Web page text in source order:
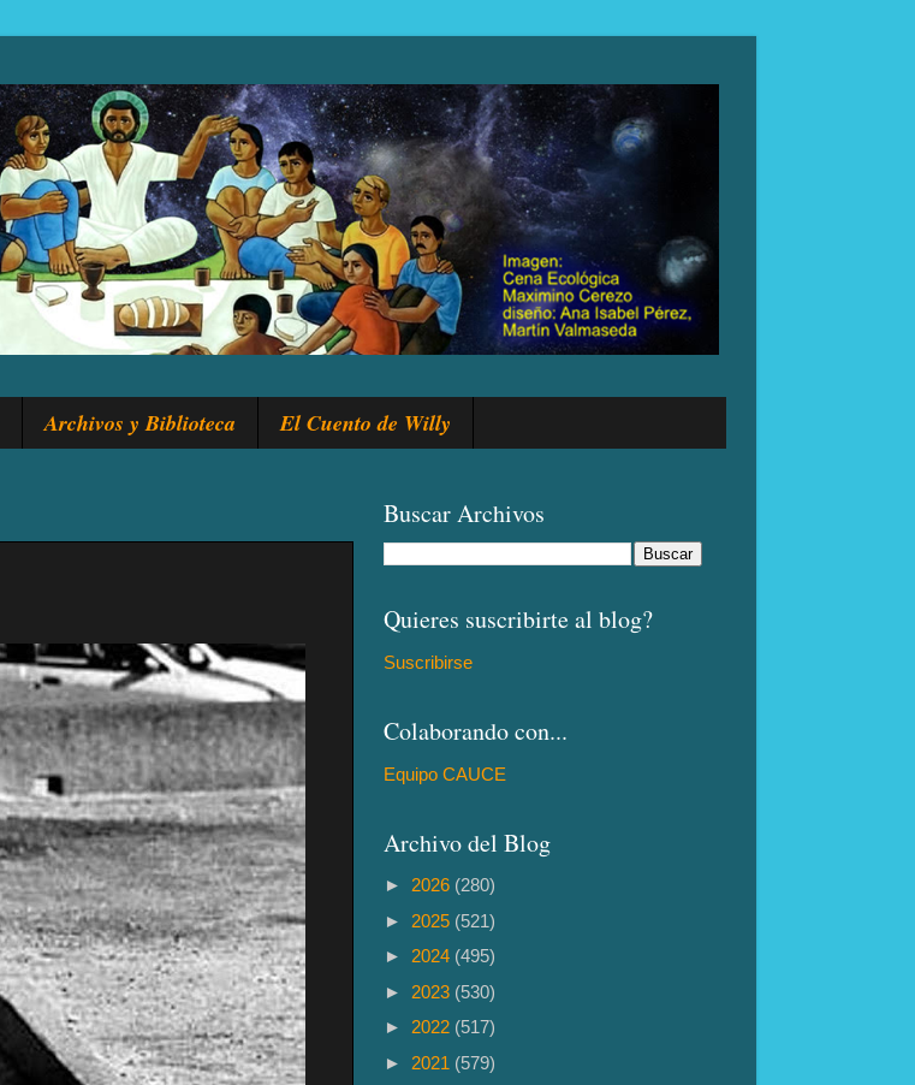
Archivos y Biblioteca El Cuento de Willy
Buscar Archivos
Quieres suscribirte al blog?
Suscribirse
Colaborando con...
Equipo CAUCE
Archivo del Blog
► 2026 (280)
► 2025 (521)
► 2024 (495)
► 2023 (530)
► 2022 (517)
► 2021 (579)